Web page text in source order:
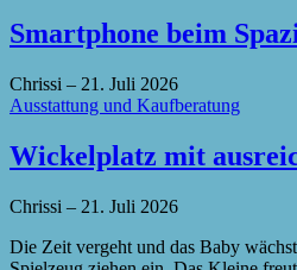
Smartphone beim
Chrissi – 21. Juli 2026
Ausstattung und Kaufberatung
Wickelplatz mit
Chrissi – 21. Juli 2026
Die Zeit vergeht und das Baby